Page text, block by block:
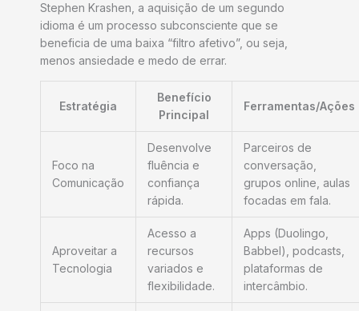
Stephen Krashen, a aquisição de um segundo
idioma é um processo subconsciente que se
beneficia de uma baixa “filtro afetivo”, ou seja,
menos ansiedade e medo de errar.
Estratégia
Benefício
Principal
Ferramentas/Ações
Foco na
Comunicação
Desenvolve
fluência e
confiança
rápida.
Parceiros de
conversação,
grupos online, aulas
focadas em fala.
Aproveitar a
Tecnologia
Acesso a
recursos
variados e
flexibilidade.
Apps (Duolingo,
Babbel), podcasts,
plataformas de
intercâmbio.